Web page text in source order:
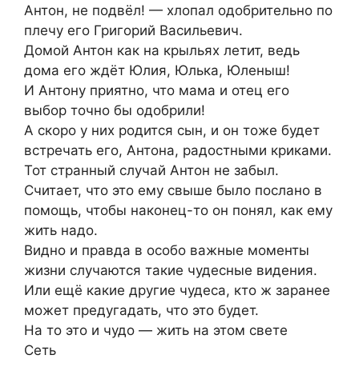
Антон, не подвёл! — хлопал одобрительно по
плечу его Григорий Васильевич.
Домой Антон как на крыльях летит, ведь
дома его ждёт Юлия, Юлька, Юленыш!
И Антону приятно, что мама и отец его
выбор точно бы одобрили!
А скоро у них родится сын, и он тоже будет
встречать его, Антона, радостными криками.
Тот странный случай Антон не забыл.
Считает, что это ему свыше было послано в
помощь, чтобы наконец-то он понял, как ему
жить надо.
Видно и правда в особо важные моменты
жизни случаются такие чудесные видения.
Или ещё какие другие чудеса, кто ж заранее
может предугадать, что это будет.
На то это и чудо — жить на этом свете
Сеть